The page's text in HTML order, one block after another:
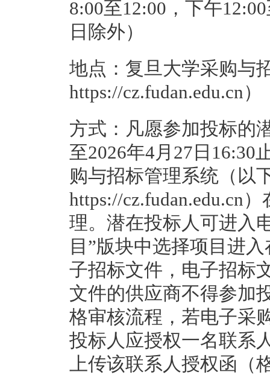
8:00至12:00，下午
日除外）
地点：复旦大学采购与
https://cz.fudan.edu.cn）
方式：凡愿参加投标的
至2026年4月27日16:30
购与招标管理系统（以
https://cz.fudan.edu.cn
理。潜在投标人可进入
目”版块中选择项目进
子招标文件，电子招标
文件的供应商不得参加
格审核流程，若电子采
投标人应授权一名联系
上传该联系人授权函（